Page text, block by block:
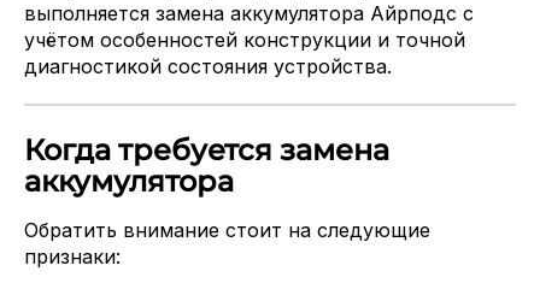
выполняется замена аккумулятора Айрподс с
учётом особенностей конструкции и точной
диагностикой состояния устройства.
Когда требуется замена
аккумулятора
Обратить внимание стоит на следующие
признаки: